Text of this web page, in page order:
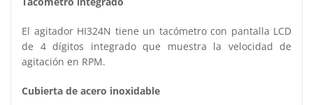
El agitador HI324N tiene un tacómetro con pantalla LCD
de 4 dígitos integrado que muestra la velocidad de
agitación en RPM.
Cubierta de acero inoxidable